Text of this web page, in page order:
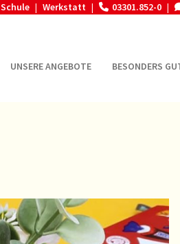
Schule | Werkstatt | 03301.852-0 |
UNSERE ANGEBOTE BESONDERS